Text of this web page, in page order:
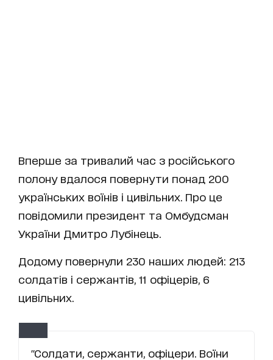
Вперше за тривалий час з російського
полону вдалося повернути понад 200
українських воїнів і цивільних. Про це
повідомили президент та Омбудсман
України Дмитро Лубінець.
Додому повернули 230 наших людей: 213
солдатів і сержантів, 11 офіцерів, 6
цивільних.
"Солдати, сержанти, офіцери. Воїни